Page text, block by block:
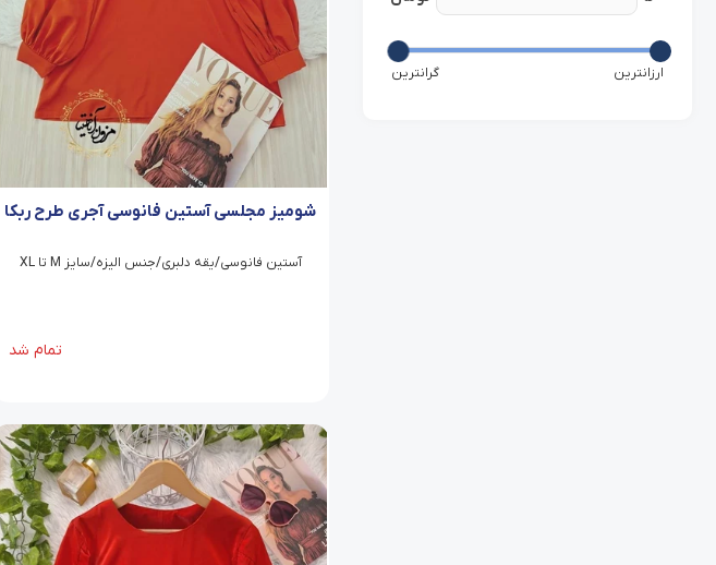
شومیز مجلسی آستین فانوسی آجری طرح ربکا
آستین فانوسی/یقه دلبری/جنس الیزه/سایز M تا XL
تمام شد